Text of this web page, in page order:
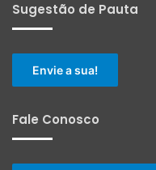
Sugestão de Pauta
Envie a sua!
Fale Conosco